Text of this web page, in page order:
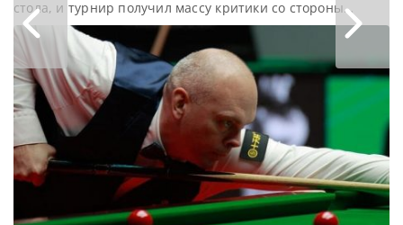
стола, и турнир получил массу критики со стороны
фанатов и игроков, сообщает SnookerHQ В четверг на
Чемпионате мира по снукеру среди ветеранов 2026 в
Шеффилде сложилась неприятная ситуация: матчи были
остановлены из-за неисправного игрового стола. Матч
1/8 финала между Мэттью Стивенсом